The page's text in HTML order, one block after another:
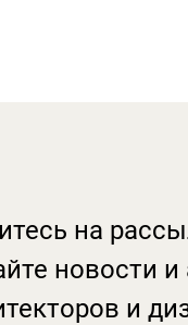
на
новости и
и